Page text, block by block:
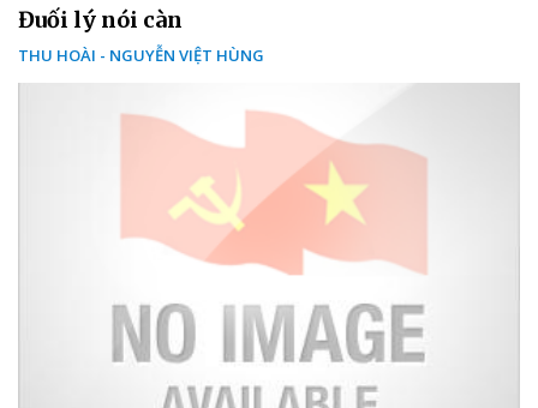
Đuối lý nói càn
THU HOÀI - NGUYỄN VIỆT HÙNG